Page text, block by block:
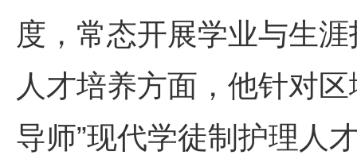
度，常态开展学业与生
人才培养方面，他针对
导师”现代学徒制护理人